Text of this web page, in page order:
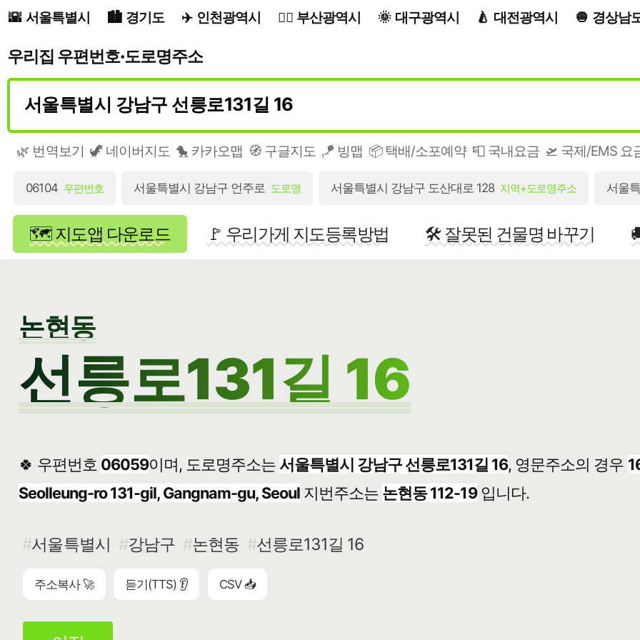
서울특별시 경기도 인천광역시 부산광역시 대구광역시 대전광역시 경상남
우리집 우편번호·도로명주소
🌿 번역보기 🦖 네이버지도 🐤 카카오맵 🧭 구글지도 🪁 빙맵 📦 택배/소포예약 📮 국내요금 🛫 국제/EMS 요
06104 우편번호 서울특별시 강남구 언주로 도로명 서울특별시 강남구 도산대로 128 지역+도로명주소 서울
🗺️ 지도앱 다운로드 🚩 우리가게 지도등록방법 🛠️ 잘못된 건물명 바꾸기
논현동
선릉로131길 16
🍀 우편번호 06059이며, 도로명주소는 서울특별시 강남구 선릉로131길 16, 영문주소의 경우
Seolleung-ro 131-gil, Gangnam-gu, Seoul 지번주소는 논현동 112-19입니다.
서울특별시 강남구 논현동 선릉로131길 16
주소복사 🚀 듣기(TTS) 👂 CSV 📥